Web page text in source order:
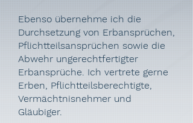
Ebenso übernehme ich die
Durchsetzung von Erbansprüchen,
Pflichtteilsansprüchen sowie die
Abwehr ungerechtfertigter
Erbansprüche. Ich vertrete gerne
Erben, Pflichtteilsberechtigte,
Vermächtnisnehmer und
Gläubiger.